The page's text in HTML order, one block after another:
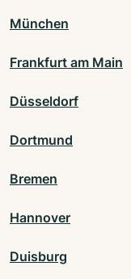
München
Frankfurt am Main
Düsseldorf
Dortmund
Bremen
Hannover
Duisburg